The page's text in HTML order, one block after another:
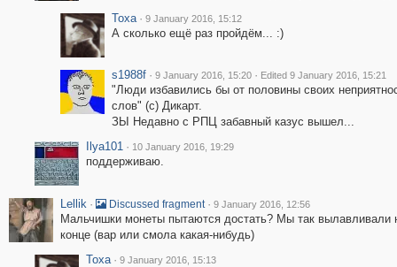
Toxa · 9 January 2016, 15:12
А сколько ещё раз пройдём... :)
s1988f · 9 January 2016, 15:20 · Edited 9 January 2016, 15:21
"Люди избавились бы от половины своих
слов" (с) Дикарт.
ЗЫ Недавно с РПЦ забавный казус вышел...
Ilya101 · 10 January 2016, 19:29
поддерживаю.
Lellik · Discussed fragment · 9 January 2016, 12:56
Мальчишки монеты пытаются достать? Мы так вылавливали
конце (вар или смола какая-нибудь)
Toxa · 9 January 2016, 15:13